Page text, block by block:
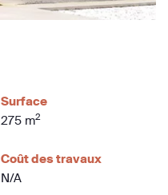
Surface
275 m2
Coût des travaux
N/A